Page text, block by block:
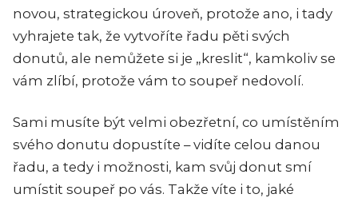
novou, strategickou úroveň, protože ano, i tady
vyhrajete tak, že vytvoříte řadu pěti svých
donutů, ale nemůžete si je „kreslit“, kamkoliv se
vám zlíbí, protože vám to soupeř nedovolí.
Sami musíte být velmi obezřetní, co umístěním
svého donutu dopustíte – vidíte celou danou
řadu, a tedy i možnosti, kam svůj donut smí
umístit soupeř po vás. Takže víte i to, jaké